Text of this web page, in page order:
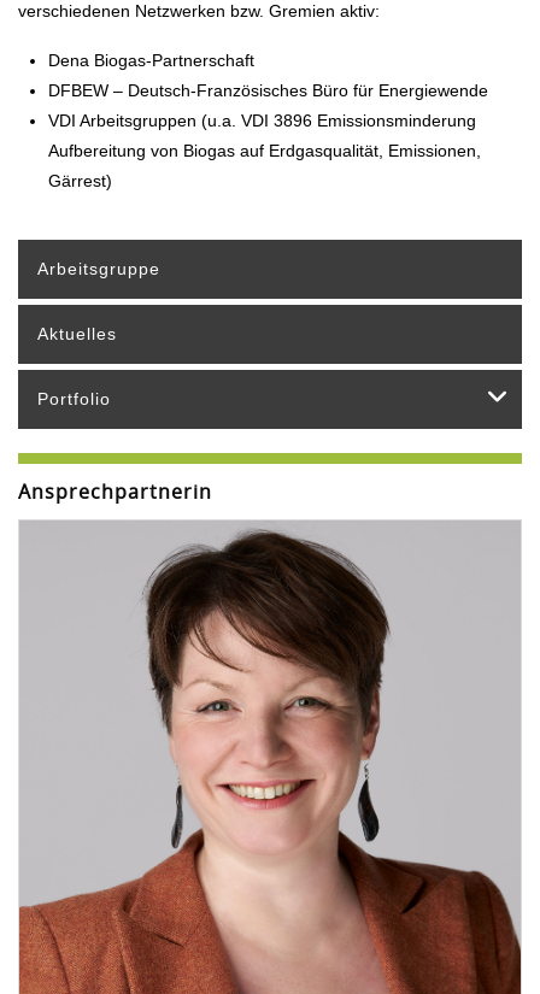
verschiedenen Netzwerken bzw. Gremien aktiv:
Dena Biogas-Partnerschaft
DFBEW – Deutsch-Französisches Büro für Energiewende
VDI Arbeitsgruppen (u.a. VDI 3896 Emissionsminderung
Aufbereitung von Biogas auf Erdgasqualität, Emissionen,
Gärrest)
Arbeitsgruppe
Aktuelles
Portfolio
Ansprechpartnerin